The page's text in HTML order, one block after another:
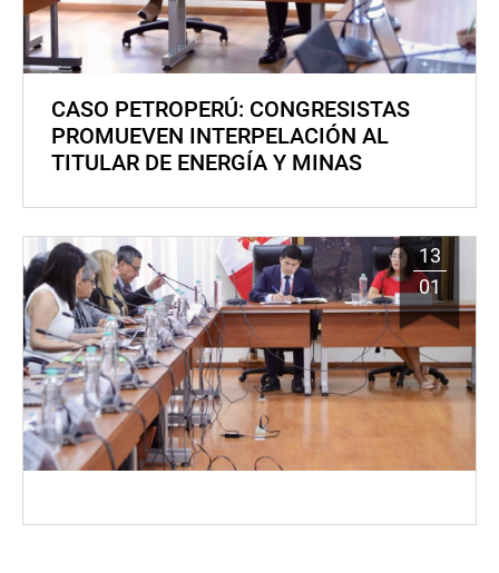
CASO PETROPERÚ: CONGRESISTAS
PROMUEVEN INTERPELACIÓN AL
TITULAR DE ENERGÍA Y MINAS
13
01